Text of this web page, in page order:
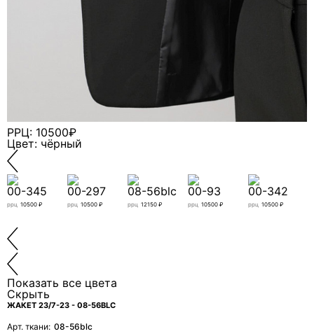
свяжется с вами.
персональных данных для регистрации, создания
личного кабинета, связи и исполнения договора на
условияхПолитики конфиденциальности
РРЦ: 10500₽
Цвет: чёрный
00-345
ррц 10500 ₽
00-297
ррц 10500 ₽
08-56blc
ррц 12150 ₽
00-93
ррц 10500 ₽
00-342
ррц 10500 ₽
Показать все цвета
Скрыть
ЖАКЕТ 23/7-23 - 08-56BLC
Арт. ткани: 08-56blc